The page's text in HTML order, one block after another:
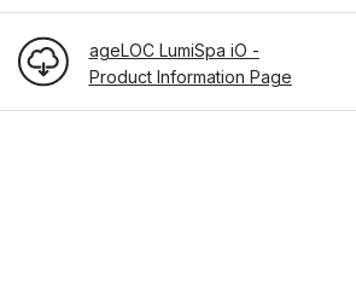
ageLOC LumiSpa iO -
Product Information Page